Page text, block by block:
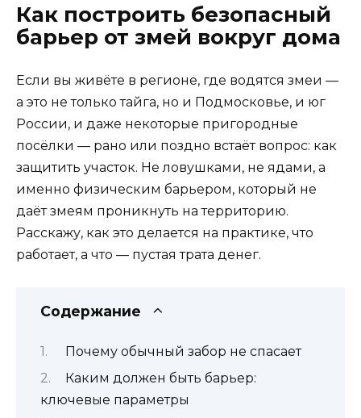
Как построить безопасный
барьер от змей вокруг дома
Если вы живёте в регионе, где водятся змеи —
а это не только тайга, но и Подмосковье, и юг
России, и даже некоторые пригородные
посёлки — рано или поздно встаёт вопрос: как
защитить участок. Не ловушками, не ядами, а
именно физическим барьером, который не
даёт змеям проникнуть на территорию.
Расскажу, как это делается на практике, что
работает, а что — пустая трата денег.
Содержание
Почему обычный забор не спасает
Каким должен быть барьер:
ключевые параметры